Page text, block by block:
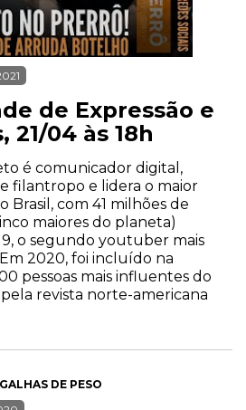
de Expressão e
21/04 às 18h
é comunicador digital,
filantropo e lidera o maior
Brasil, com 41 milhões de
maiores do planeta)
o segundo youtuber mais
2020, foi incluído na
pessoas mais influentes do
revista norte-americana
DE PESO